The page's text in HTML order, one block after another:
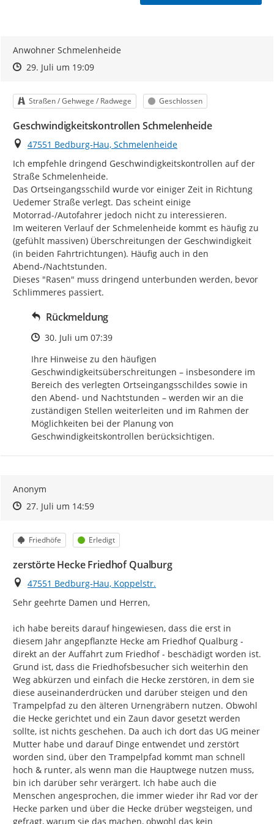
Anwohner Schmelenheide
Zeitpunkt des Erstellens
Zeitpunkt des Erstellens
29. Juli um 19:09Zur Äußerung
Kategorie
Straßen / Gehwege / Radwege Status
Geschlossen
Geschwindigkeitskontrollen Schmelenheide
Ort
47551 Bedburg-Hau, Schmelenheide
Ich empfehle dringend Geschwindigkeitskontrollen auf der
Straße Schmelenheide.
Das Ortseingangsschild wurde vor einiger Zeit in Richtung
Uedemer Straße verlegt. Das scheint einige
Motorrad-/Autofahrer jedoch nicht zu interessieren.
Im weiteren Verlauf der Schmelenheide kommt es häufig zu
(gefühlt massiven) Überschreitungen der Geschwindigkeit
(in beiden Fahrtrichtungen). Häufig auch in den
Abend-/Nachtstunden.
Dieses "Rasen" muss dringend unterbunden werden, bevor
Schlimmeres passiert.
Rückmeldung
Zeitpunkt des Erstellens
30. Juli um 07:39
Ihre Hinweise zu den häufigen
Geschwindigkeitsüberschreitungen – insbesondere im
Bereich des verlegten Ortseingangsschildes sowie in
den Abend- und Nachtstunden – werden wir an die
zuständigen Stellen weiterleiten und im Rahmen der
Möglichkeiten bei der Planung von
Geschwindigkeitskontrollen berücksichtigen.
Anonym
Zeitpunkt des Erstellens
Zeitpunkt des Erstellens
27. Juli um 14:59Zur Äußerung
Kategorie
Friedhöfe Status
Erledigt
zerstörte Hecke Friedhof Qualburg
Ort
47551 Bedburg-Hau, Koppelstr.
Sehr geehrte Damen und Herren,
ich habe bereits darauf hingewiesen, dass die erst in
diesem Jahr angepflanzte Hecke am Friedhof Qualburg -
direkt an der Auffahrt zum Friedhof - beschädigt worden ist.
Grund ist, dass die Friedhofsbesucher sich weiterhin den
Weg abkürzen und einfach die Hecke zerstören, in dem sie
diese auseinanderdrücken und darüber steigen und den
Trampelpfad zu den älteren Urnengräbern nutzen. Obwohl
die Hecke gerichtet und ein Zaun davor gesetzt werden
sollte, ist nichts geschehen. Da auch ich dort das UG meiner
Mutter habe und darauf Dinge entwendet und zerstört
worden sind, über den Trampelpfad kommt man schnell
hoch & runter, als wenn man die Hauptwege nutzen muss,
bin ich darüber sehr verärgert. Ich habe auch die
Menschen angesprochen, die immer wieder ihr Rad vor der
Hecke parken und über die Hecke drüber wegsteigen, und
gefragt, warum sie das machen, obwohl das kein